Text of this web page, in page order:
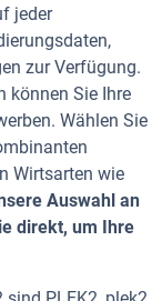
jeder
zur Verfügung.
können Sie Ihre
Wählen Sie
Wirtsarten wie
Auswahl an
direkt, um Ihre